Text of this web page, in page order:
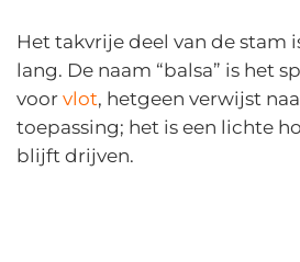
Het takvrije deel van de stam
lang. De naam “balsa” is het
voor vlot, hetgeen verwijst
toepassing; het is een lichte
blijft drijven.